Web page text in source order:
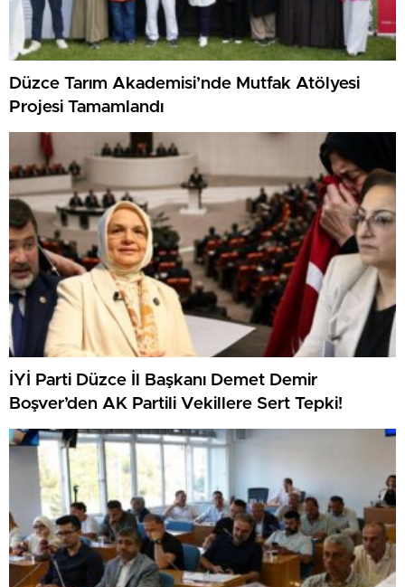
Düzce Tarım Akademisi’nde Mutfak Atölyesi
Projesi Tamamlandı
İYİ Parti Düzce İl Başkanı Demet Demir
Boşver’den AK Partili Vekillere Sert Tepki!